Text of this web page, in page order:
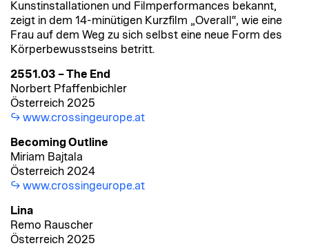
Kunstinstallationen und Filmperformances bekannt,
zeigt in dem 14-minütigen Kurzfilm „Overall“, wie eine
Frau auf dem Weg zu sich selbst eine neue Form des
Körperbewusstseins betritt.
2551.03 – The End
Norbert Pfaffenbichler
Österreich 2025
www.crossingeurope.at
Becoming Outline
Miriam Bajtala
Österreich 2024
www.crossingeurope.at
Lina
Remo Rauscher
Österreich 2025